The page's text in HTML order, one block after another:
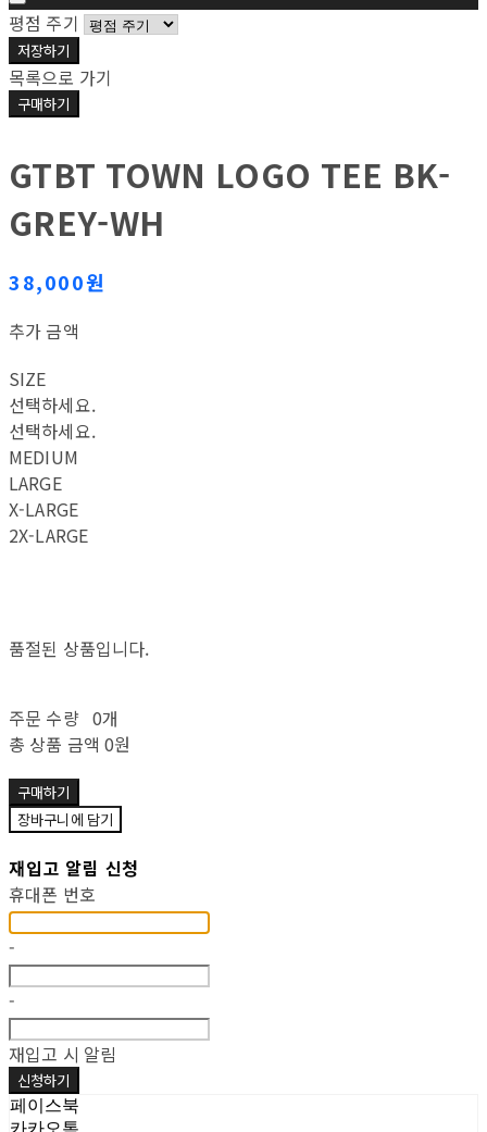
평점 주기
저장하기
목록으로 가기
구매하기
GTBT TOWN LOGO TEE BK-
GREY-WH
38,000원
추가 금액
SIZE
선택하세요.
선택하세요.
MEDIUM
LARGE
X-LARGE
2X-LARGE
품절된 상품입니다.
주문 수량 0개
총 상품 금액 0원
구매하기
장바구니에 담기
재입고 알림 신청
휴대폰 번호
-
-
재입고 시 알림
신청하기
페이스북
카카오톡